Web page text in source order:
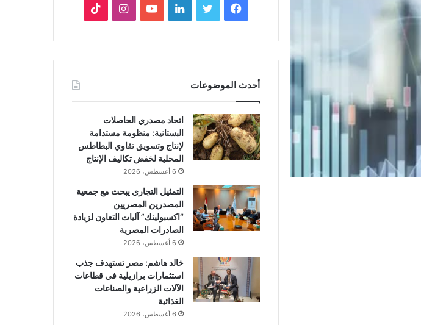
فيسبوكتويتر لينكدإنيوتيوبانستقرام
أحدث الموضوعات
اتحاد مصدري الحاصلات
البستانية: منظومة مستدامة
لإنتاج وتسويق تقاوي البطاطس
المحلية لخفض تكاليف الإنتاج
6 أغسطس، 2026
التمثيل التجاري يبحث مع جمعية
المصدرين المصريين
“اكسبولينك” آليات التعاون لزيادة
الصادرات المصرية
6 أغسطس، 2026
خالد هاشم: مصر تستهدف جذب
استثمارات برازيلية في قطاعات
الآلات الزراعية والصناعات
الغذائية
6 أغسطس، 2026